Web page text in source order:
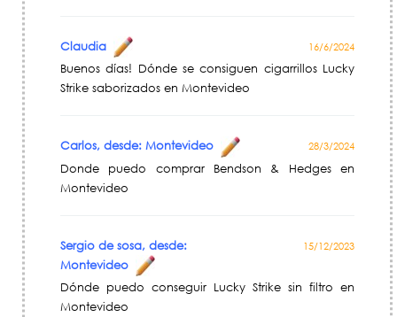
Claudia 16/6/2024
Buenos días! Dónde se consiguen cigarrillos Lucky
Strike saborizados en Montevideo
Carlos, desde: Montevideo 28/3/2024
Donde puedo comprar Bendson & Hedges en
Montevideo
Sergio de sosa, desde:
Montevideo
15/12/2023
Dónde puedo conseguir Lucky Strike sin filtro en
Montevideo